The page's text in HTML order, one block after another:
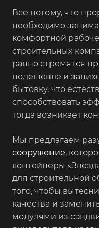
Все потому, что
необходимо
комфортной
строительных
равно стремятся
подешевле и
бытовку, что
способствовать
тогда возникает
Мы предлагаем
сооружение,
контейнеры
для строительной
того, чтобы
качества и
модулями из